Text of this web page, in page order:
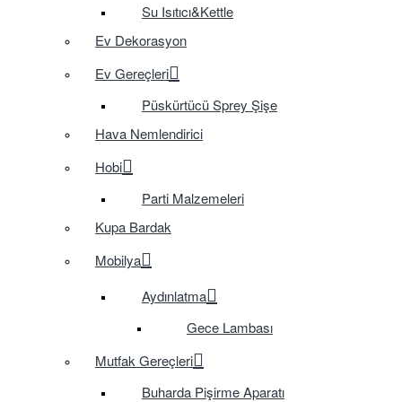
Su Isıtıcı&Kettle
Ev Dekorasyon
Ev Gereçleri
Püskürtücü Sprey Şişe
Hava Nemlendirici
Hobi
Parti Malzemeleri
Kupa Bardak
Mobilya
Aydınlatma
Gece Lambası
Mutfak Gereçleri
Buharda Pişirme Aparatı